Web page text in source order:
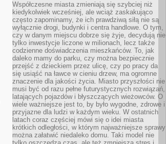
Współczesne miasta zmieniają się szybciej niż
kiedykolwiek wcześniej, ale wciąż zaskakująco
często zapominamy, że ich prawdziwą siłą nie są
wyłącznie drogi, budynki i centra handlowe. O tym,
czy w danym miejscu dobrze się żyje, decydują nie
tylko inwestycje liczone w milionach, lecz także
codzienne doświadczenia mieszkańców. To, jak
daleko mamy do parku, czy można bezpiecznie
przejść z dzieckiem przez ulicę, czy po pracy da
się usiąść na ławce w cieniu drzew, ma ogromne
znaczenie dla jakości życia. Miasto przyszłości nie
musi być od razu pełne futurystycznych rozwiązań,
latających pojazdów i błyszczących wieżowców. O
wiele ważniejsze jest to, by było wygodne, zdrowe i
przyjazne dla ludzi w każdym wieku. W ostatnich
latach coraz częściej mówi się o idei miasta
krótkich odległości, w którym najważniejsze sprawy
można załatwić niedaleko domu. Taki model nie